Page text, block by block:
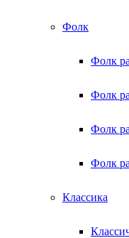
Фолк
Фолк
Фолк
Фолк
Фолк
Классика